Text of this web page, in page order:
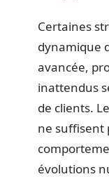
Certaines
dynamique
avancée,
inattendus
de clients.
ne suffisent
évolutions